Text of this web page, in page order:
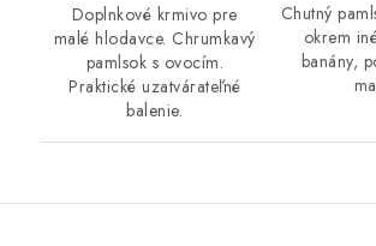
Doplnkové krmivo pre
malé hlodavce. Chrumkavý
pamlsok s ovocím.
Praktické uzatvárateľné
balenie.
Chutný
okrem
banány,